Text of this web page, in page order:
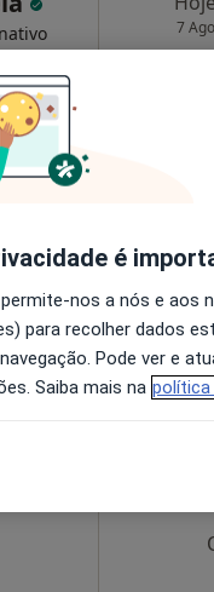
60 €
7 Ago
é
nos a nós e aos
para recolher dados
Pode ver e
Saiba mais na política